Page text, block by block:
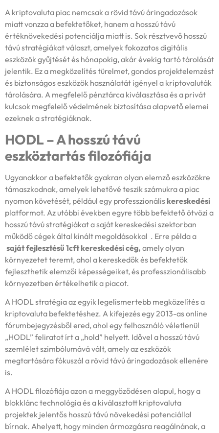
A kriptovaluta piac nemcsak a rövid távú áringadozások
miatt vonzza a befektetőket, hanem a hosszú távú
értéknövekedési potenciálja miatt is. Sok résztvevő hosszú
távú stratégiákat választ, amelyek fokozatos digitális
eszközök gyűjtését és hónapokig, akár évekig tartó tárolását
jelentik. Ez a megközelítés türelmet, gondos projektelemzést
és biztonságos eszközök használatát igényel a kriptovaluták
tárolására. A megfelelő pénztárca kiválasztása és a privát
kulcsok megfelelő védelmének biztosítása alapvető elemei
ezeknek a stratégiáknak.
HODL – A hosszú távú
eszköztartás filozófiája
Ugyanakkor a befektetők gyakran olyan elemző eszközökre
támaszkodnak, amelyek lehetővé teszik számukra a piac
nyomon követését, például egy professzionális kereskedési
platformot. Az utóbbi években egyre több befektető ötvözi a
hosszú távú stratégiákat a saját kereskedési szektorban
működő cégek által kínált megoldásokkal . Erre példa a
saját fejlesztésű 1cft kereskedési cég, amely olyan
környezetet teremt, ahol a kereskedők és befektetők
fejleszthetik elemzői képességeiket, és professzionálisabb
környezetben értékelhetik a piacot.
A HODL stratégia az egyik legelismertebb megközelítés a
kriptovaluta befektetéshez. A kifejezés egy 2013-as online
fórumbejegyzésből ered, ahol egy felhasználó véletlenül
„HODL” feliratot írt a „hold” helyett. Idővel a hosszú távú
szemlélet szimbólumává vált, amely az eszközök
megtartására fókuszál a rövid távú áringadozások ellenére
is.
A HODL filozófiája azon a meggyőződésen alapul, hogy a
blokklánc technológia és a kiválasztott kriptovaluta
projektek jelentős hosszú távú növekedési potenciállal
bírnak. Ahelyett, hogy minden ármozgásra reagálnának, a